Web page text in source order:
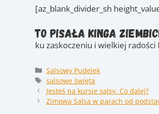
[az_blank_divider_sh
To pisała Kinga
ku zaskoczeniu i wielkiej radości
Kategorie
Salsowy Pudelek
Tagi
salsowe święta
Jesteś na kursie salsy. Co dalej?
Zimowa Salsa w parach od